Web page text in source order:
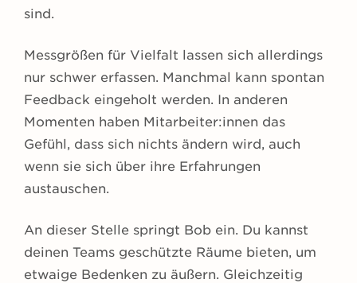
sind.
Messgrößen für Vielfalt lassen sich allerdings
nur schwer erfassen. Manchmal kann spontan
Feedback eingeholt werden. In anderen
Momenten haben Mitarbeiter:innen das
Gefühl, dass sich nichts ändern wird, auch
wenn sie sich über ihre Erfahrungen
austauschen.
An dieser Stelle springt Bob ein. Du kannst
deinen Teams geschützte Räume bieten, um
etwaige Bedenken zu äußern. Gleichzeitig